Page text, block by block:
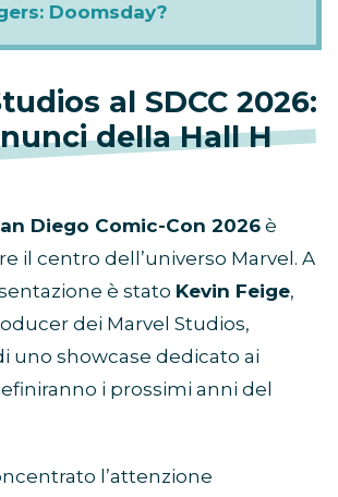
Doomsday?
al SDCC 2026:
della Hall H
Diego Comic-Con 2026 è
il centro dell’universo Marvel. A
è stato Kevin Feige,
dei Marvel Studios,
uno showcase dedicato ai
i prossimi anni del
l’attenzione